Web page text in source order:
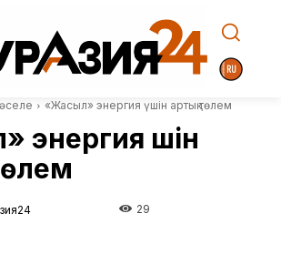
«Жасыл» энергия үшін артық төлем
энергия үшін
29